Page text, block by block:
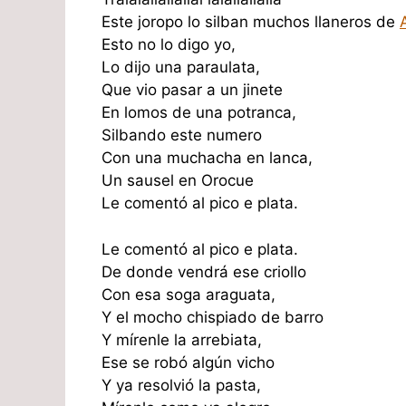
Este joropo lo silban muchos llaneros de
Esto no lo digo yo,
Lo dijo una paraulata,
Que vio pasar a un jinete
En lomos de una potranca,
Silbando este numero
Con una muchacha en lanca,
Un sausel en Orocue
Le comentó al pico e plata.
Le comentó al pico e plata.
De donde vendrá ese criollo
Con esa soga araguata,
Y el mocho chispiado de barro
Y mírenle la arrebiata,
Ese se robó algún vicho
Y ya resolvió la pasta,